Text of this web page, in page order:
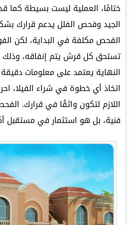
ختامًا، العملية ليست بسيطة كما
الجيد وفحص الفلل يدعم قرارك
الفحص مكلفة في البداية، لكن
تستحق كل قرش يتم إنفاقه، وذلك
النهاية يعتمد على معلومات
اتخاذ أي خطوة في شراء الفيلا،
اللازم لتكون واثقًا في قرارك.
فنية، بل هو استثمار في مستقبل